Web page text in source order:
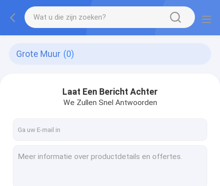
Grote Muur (0)
Laat Een Bericht Achter
We Zullen Snel Antwoorden